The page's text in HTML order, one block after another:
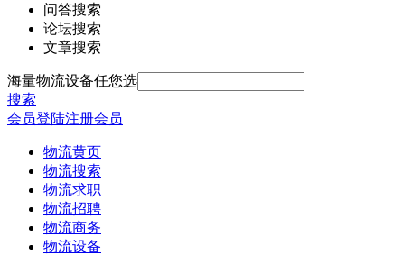
问答搜索
论坛搜索
文章搜索
海量物流设备任您选
搜索
会员登陆注册会员
物流黄页
物流搜索
物流求职
物流招聘
物流商务
物流设备